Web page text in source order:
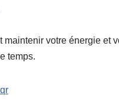
maintenir votre énergie et
temps.